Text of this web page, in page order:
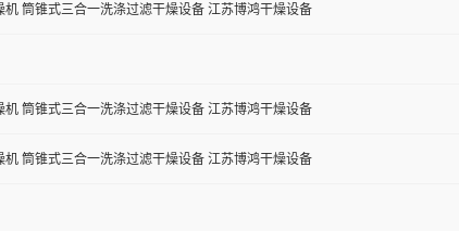
筒锥式三合一洗涤过滤干燥设备 江苏博鸿干燥设备
筒锥式三合一洗涤过滤干燥设备 江苏博鸿干燥设备
筒锥式三合一洗涤过滤干燥设备 江苏博鸿干燥设备